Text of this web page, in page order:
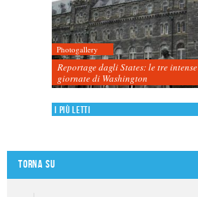
Photogallery
Reportage dagli States: le tre intense
giornate di Washington
I più letti
Torna su